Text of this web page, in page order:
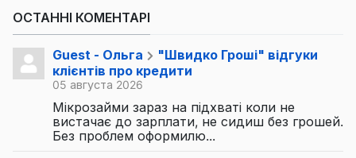
ОСТАННІ КОМЕНТАРІ
Guest - Ольга
"Швидко Гроші" відгуки
клієнтів про кредити
05 августа 2026
Мікрозайми зараз на підхваті коли не
вистачає до зарплати, не сидиш без грошей.
Без проблем оформилю...